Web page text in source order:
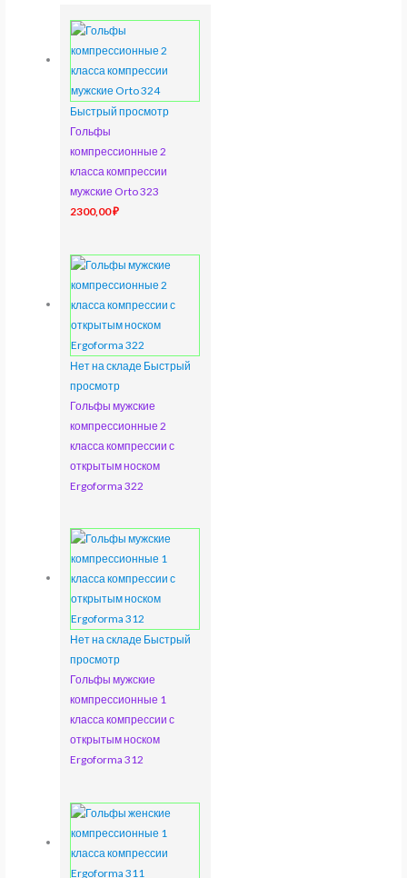
Быстрый просмотр
Гольфы
компрессионные 2
класса компрессии
мужские Orto 323
2300,00₽
Нет на складе Быстрый
просмотр
Гольфы мужские
компрессионные 2
класса компрессии с
открытым носком
Ergoforma 322
Нет на складе Быстрый
просмотр
Гольфы мужские
компрессионные 1
класса компрессии с
открытым носком
Ergoforma 312